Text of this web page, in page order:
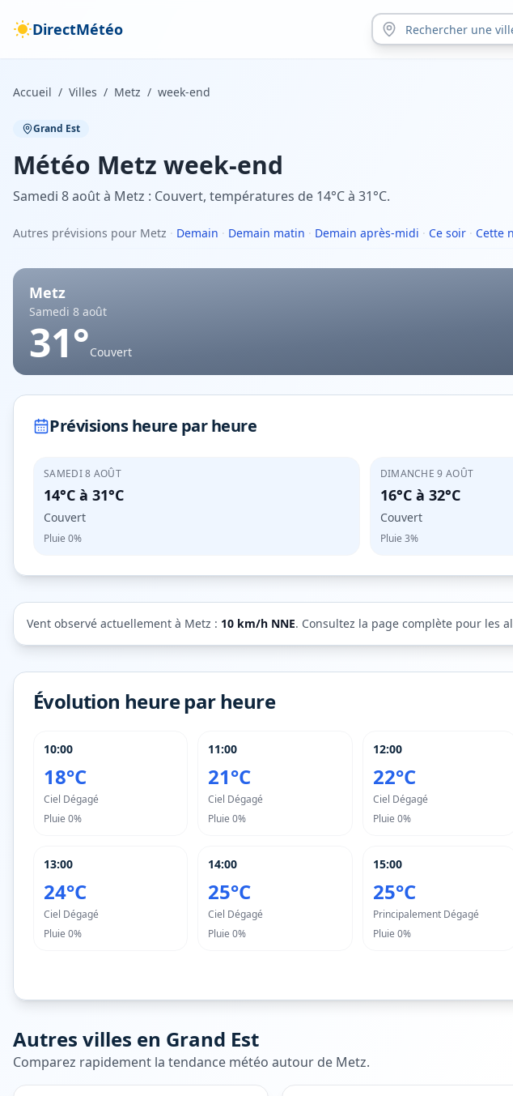
DirectMétéo
Accueil / Villes / Metz / week-end
Grand Est
Météo Metz week-end
Samedi 8 août à Metz : Couvert, températures de 14°C à 31°C.
Autres prévisions pour Metz · Demain · Demain matin · Demain après-midi · Ce soir · Cette
Metz
Samedi 8 août
31°Couvert
Prévisions heure par heure
SAMEDI 8 AOÛT
14°C à 31°C
Couvert
Pluie 0%
DIMANCHE 9 AOÛT
16°Cà 32°C
Couvert
Pluie 3%
Vent observé actuellement à Metz : 10 km/h NNE. Consultez la page complète pour les
Évolution heure par heure
10:00
18°C
Ciel Dégagé
Pluie 0%
11:00
21°C
Ciel Dégagé
Pluie0%
12:00
22°C
Ciel Dégagé
Pluie 0%
13:00
24°C
Ciel Dégagé
Pluie 0%
14:00
25°C
Ciel Dégagé
Pluie0%
15:00
25°C
Principalement Dégagé
Pluie 0%
Autres villes en Grand Est
Comparez rapidement la tendance météo autour de Metz.